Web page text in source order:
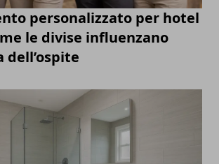
personalizzato per hotel
le divise influenzano
dell’ospite